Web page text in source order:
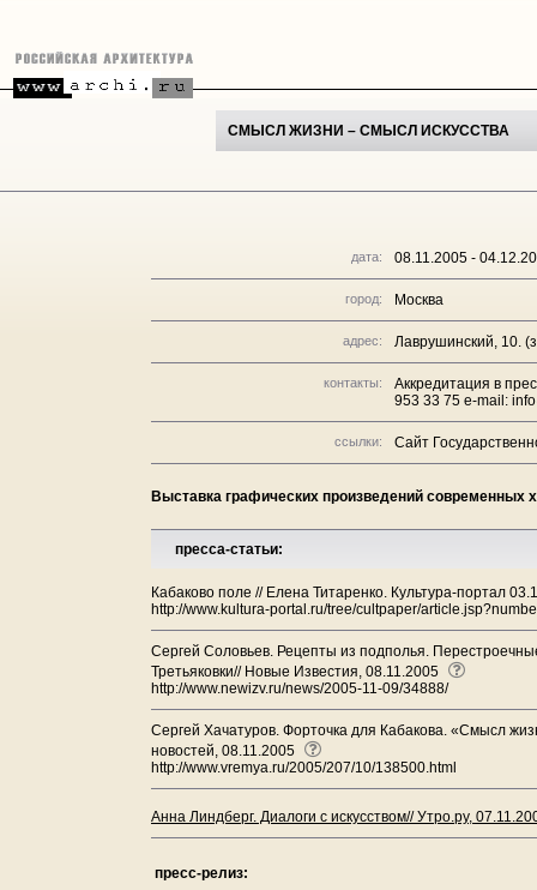
СМЫСЛ ЖИЗНИ – СМЫСЛ ИСКУССТВА
дата: 08.11.2005 -
город: Москва
адрес: Лаврушинский, 10.
контакты:
Аккредитация в
953 33 75 e-mail:
ссылки: Сайт
Выставка графических произведений современных
пресса-статьи:
Кабаково поле // Елена Титаренко. Культура-портал
http://www.kultura-portal.ru/tree/cultpaper/
Сергей Соловьев. Рецепты из подполья.
Третьяковки// Новые Известия, 08.11.2005
http://www.newizv.ru/news/2005-11-09/34888/
Сергей Хачатуров. Форточка для Кабакова. «Смысл
новостей, 08.11.2005
http://www.vremya.ru/2005/207/10/138500.html
Анна Линдберг. Диалоги с искусством// Утро.ру,
пресс-релиз: